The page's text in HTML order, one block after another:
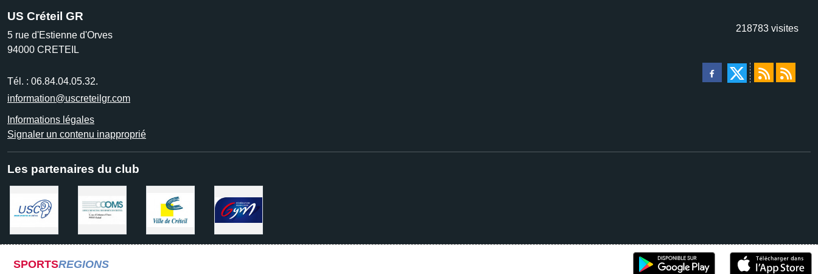
US Créteil GR
5 rue d'Estienne d'Orves
94000 CRETEIL
Tél. : 06.84.04.05.32.
information@uscreteilgr.com
Informations légales
Signaler un contenu inapproprié
218783 visites
Les partenaires du club
SPORTSREGIONS